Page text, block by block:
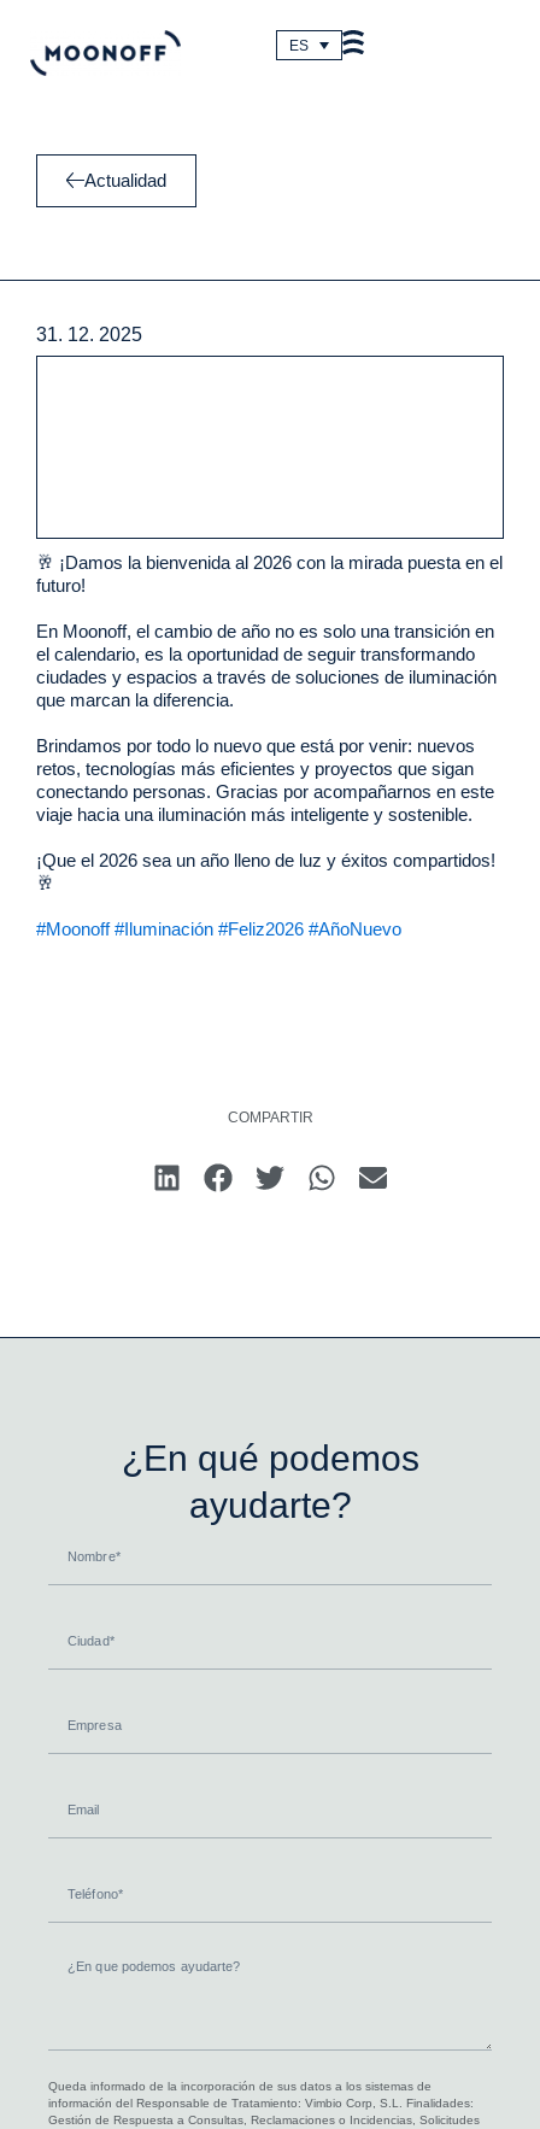
contenido
ES
Actualidad
31. 12. 2025
🥂 ¡Damos la bienvenida al 2026 con la mirada puesta en el
futuro!
En Moonoff, el cambio de año no es solo una transición en
el calendario, es la oportunidad de seguir transformando
ciudades y espacios a través de soluciones de iluminación
que marcan la diferencia.
Brindamos por todo lo nuevo que está por venir: nuevos
retos, tecnologías más eficientes y proyectos que sigan
conectando personas. Gracias por acompañarnos en este
viaje hacia una iluminación más inteligente y sostenible.
¡Que el 2026 sea un año lleno de luz y éxitos compartidos!
🥂
#Moonoff #Iluminación #Feliz2026 #AñoNuevo
COMPARTIR
¿En qué podemos
ayudarte?
Queda informado de la incorporación de sus datos a los sistemas de
información del Responsable de Tratamiento: Vimbio Corp, S.L. Finalidades:
Gestión de Respuesta a Consultas, Reclamaciones o Incidencias, Solicitudes